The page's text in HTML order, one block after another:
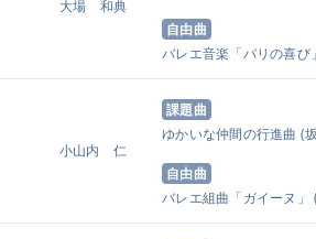
大場 和典
自由曲
バレエ音楽「パリの喜び」
小山内 仁
課題曲
ゆかいな仲間の行進曲 (
自由曲
バレエ組曲「ガイーヌ」